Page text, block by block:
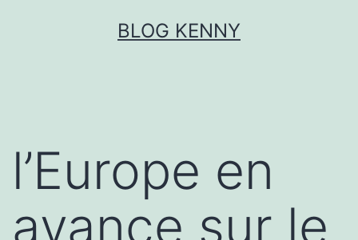
BLOG KENNY
l’Europe en
avance sur le